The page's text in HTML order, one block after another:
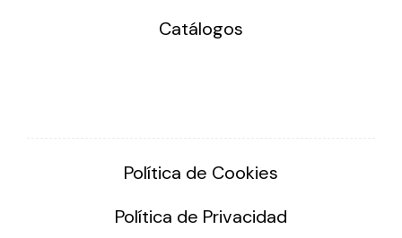
Catálogos
Política de Cookies
Política de Privacidad